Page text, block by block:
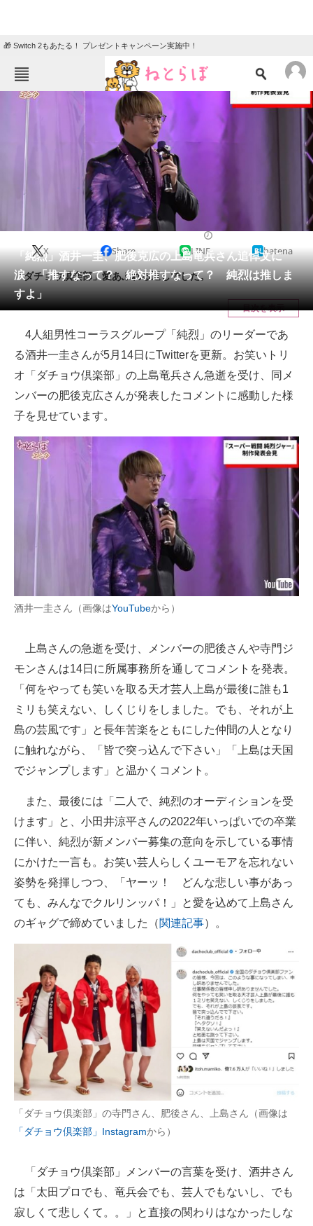
🎁 Switch 2もあたる！ プレゼントキャンペーン実施中！
ねとらぼメニュー
ニュース
クイズ
地域
住まい 教育・育児
リサーチ
会員記事
メディア
注目記事を集めた総合ページ
ITの今と未来を見通す
スマホと通信の最新トレンド
進化するPCとデバイスの未来
ビジネスと働き方のヒント
企業ITのトレンドを詳説
経営リーダーのコミュニティ
マーケ×ITの今がよく分かる
ITエンジニア向け専門サイト
企業向けIT製品の総合サイト
IT製品の技術・比較・事例
製造業のIT導入・活用を支援
モノづくり技術者専門サイト
エレクトロニクス専門サイト
電子設計の基本と応用
エネルギーの専門メディア
建設×テクノロジーの最前線
ちょっと気になるネットの話題
「純烈」酒井一圭、肥後克広の上島竜兵さん追悼文に
涙 「推すなって？ 絶対推すなって？ 純烈は推しま
すよ」
X Share LINE hatena
「ダチョウ倶楽部」愛あふれる返しでした。
目次を表示
4人組男性コーラスグループ「純烈」のリーダーであ
る酒井一圭さんが5月14日にTwitterを更新。お笑いトリ
オ「ダチョウ倶楽部」の上島竜兵さん急逝を受け、同メ
ンバーの肥後克広さんが発表したコメントに感動した様
子を見せています。
酒井一圭さん（画像はYouTubeから）
上島さんの急逝を受け、メンバーの肥後さんや寺門ジ
モンさんは14日に所属事務所を通してコメントを発表。
「何をやっても笑いを取る天才芸人上島が最後に誰も1
ミリも笑えない、しくじりをしました。でも、それが上
島の芸風です」と長年苦楽をともにした仲間の人となり
に触れながら、「皆で突っ込んで下さい」「上島は天国
でジャンプします」と温かくコメント。
また、最後には「二人で、純烈のオーディションを受
けます」と、小田井涼平さんの2022年いっぱいでの卒業
に伴い、純烈が新メンバー募集の意向を示している事情
にかけた一言も。お笑い芸人らしくユーモアを忘れない
姿勢を発揮しつつ、「ヤーッ！ どんな悲しい事があっ
ても、みんなでクルリンッパ！」と愛を込めて上島さん
のギャグで締めていました（関連記事）。
「ダチョウ倶楽部」の寺門さん、肥後さん、上島さん（画像は
「ダチョウ倶楽部」Instagramから）
「ダチョウ倶楽部」メンバーの言葉を受け、酒井さん
は「太田プロでも、竜兵会でも、芸人でもないし、でも
寂しくて悲しくて。。」と直接の関わりはなかったしな